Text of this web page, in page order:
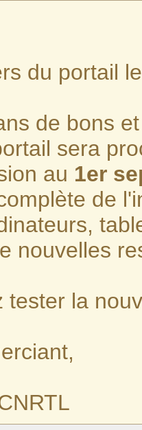
du portail
de bons
sera
au 1er
de
nouvelles
tester la